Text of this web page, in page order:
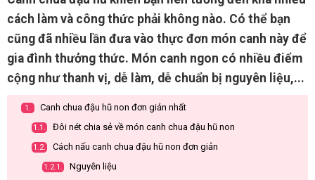
cách làm và công thức phải không nào. Có thể bạn
cũng đã nhiều lần đưa vào thực đơn món canh này để
gia đình thưởng thức. Món canh ngon có nhiều điểm
cộng như thanh vị, dễ làm, dễ chuẩn bị nguyên liệu,...
1. Canh chua đậu hũ non đơn giản nhất
1.1. Đôi nét chia sẻ về món canh chua đậu hũ non
1.2. Cách nấu canh chua đậu hũ non đơn giản
1.2.1. Nguyên liệu